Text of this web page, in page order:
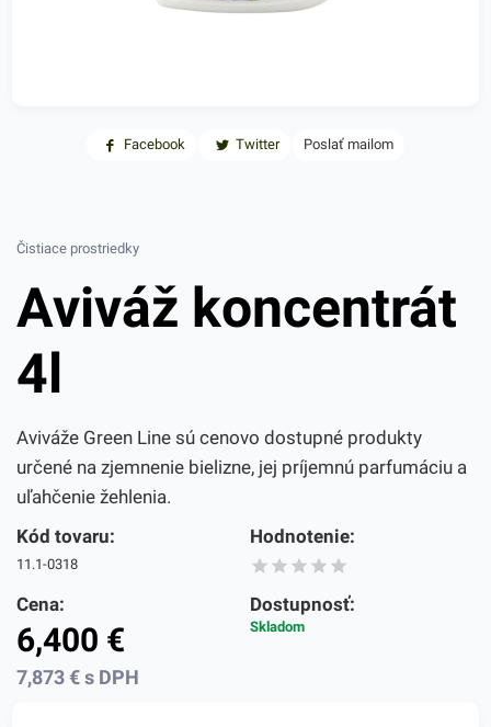
Facebook Twitter Poslať mailom
Čistiace prostriedky
Aviváž koncentrát
4l
Aviváže Green Line sú cenovo dostupné produkty
určené na zjemnenie bielizne, jej príjemnú parfumáciu a
uľahčenie žehlenia.
Kód tovaru:
11.1-0318
Hodnotenie:
Cena:
6,400 €
7,873€ s DPH
Dostupnosť:
Skladom